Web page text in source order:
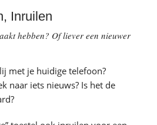
Inruilen
hebben? Of liever een nieuwer
met je huidige telefoon?
naar iets nieuws? Is het de